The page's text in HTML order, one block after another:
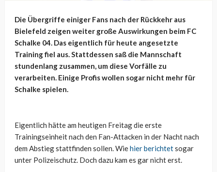
Die Übergriffe einiger Fans nach der Rückkehr aus
Bielefeld zeigen weiter große Auswirkungen beim FC
Schalke 04. Das eigentlich für heute angesetzte
Training fiel aus. Stattdessen saß die Mannschaft
stundenlang zusammen, um diese Vorfälle zu
verarbeiten. Einige Profis wollen sogar nicht mehr für
Schalke spielen.
Eigentlich hätte am heutigen Freitag die erste
Trainingseinheit nach den Fan-Attacken in der Nacht nach
dem Abstieg stattfinden sollen. Wiehier berichtetsogar
unter Polizeischutz. Doch dazu kam es gar nicht erst.